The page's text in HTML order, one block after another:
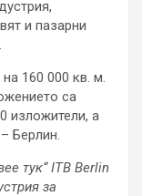
и пазарни
160 000 кв. м.
са
изложители, а
Берлин.
тук“ ITB Berlin
за